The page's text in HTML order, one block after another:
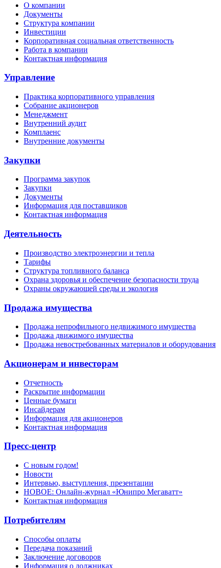
О компании
Документы
Структура компании
Инвестиции
Корпоративная социальная ответственность
Работа в компании
Контактная информация
Управление
Практика корпоративного управления
Собрание акционеров
Менеджмент
Внутренний аудит
Комплаенс
Внутренние документы
Закупки
Программа закупок
Закупки
Документы
Информация для поставщиков
Контактная информация
Деятельность
Производство электроэнергии и тепла
Тарифы
Структура топливного баланса
Охрана здоровья и обеспечение безопасности труда
Охраны окружающей среды и экология
Продажа имущества
Продажа непрофильного недвижимого имущества
Продажа движимого имущества
Продажа невостребованных материалов и оборудования
Акционерам и инвесторам
Отчетность
Раскрытие информации
Ценные бумаги
Инсайдерам
Информация для акционеров
Контактная информация
Пресс-центр
С новым годом!
Новости
Интервью, выступления, презентации
НОВОЕ: Онлайн-журнал «Юнипро Мегаватт»
Контактная информация
Потребителям
Способы оплаты
Передача показаний
Заключение договоров
Информация о должниках